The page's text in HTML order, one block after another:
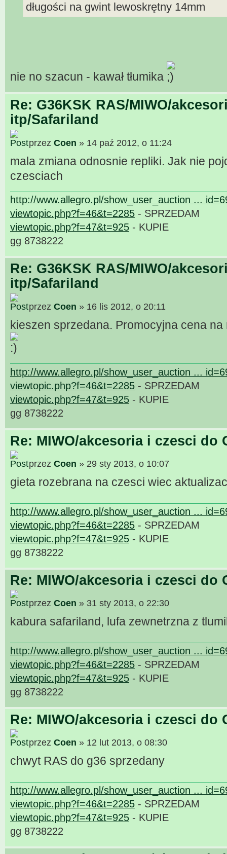
długości na gwint lewoskrętny 14mm
nie no szacun - kawał tłumika
Re: G36KSK RAS/MIWO/
itp/Safariland
przez Coen » 14 paź 2012, o 11:24
mala zmiana odnosnie repliki. Jak nie
czesciach
http://www.allegro.pl/show_user_auction ...
viewtopic.php?f=46&t=2285 - SPRZEDAM
viewtopic.php?f=47&t=925 - KUPIE
gg 8738222
Re: G36KSK RAS/MIWO/
itp/Safariland
przez Coen » 16 lis 2012, o 20:11
kieszen sprzedana. Promocyjna cena
http://www.allegro.pl/show_user_auction ...
viewtopic.php?f=46&t=2285 - SPRZEDAM
viewtopic.php?f=47&t=925 - KUPIE
gg 8738222
Re: MIWO/akcesoria i czesci do
przez Coen » 29 sty 2013, o 10:07
gieta rozebrana na czesci wiec
http://www.allegro.pl/show_user_auction ...
viewtopic.php?f=46&t=2285 - SPRZEDAM
viewtopic.php?f=47&t=925 - KUPIE
gg 8738222
Re: MIWO/akcesoria i czesci do
przez Coen » 31 sty 2013, o 22:30
kabura safariland, lufa zewnetrzna z
http://www.allegro.pl/show_user_auction ...
viewtopic.php?f=46&t=2285 - SPRZEDAM
viewtopic.php?f=47&t=925 - KUPIE
gg 8738222
Re: MIWO/akcesoria i czesci do
przez Coen » 12 lut 2013, o 08:30
chwyt RAS do g36 sprzedany
http://www.allegro.pl/show_user_auction ...
viewtopic.php?f=46&t=2285 - SPRZEDAM
viewtopic.php?f=47&t=925 - KUPIE
gg 8738222